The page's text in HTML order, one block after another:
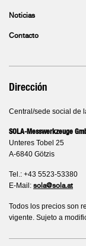
Noticias
Contacto
Dirección
Central/sede social de
SOLA-Messwerkzeuge
Unteres Tobel 25
A-6840 Götzis
Tel.: +43 5523-53380
E-Mail: sola@sola.at
Todos los precios son
vigente. Sujeto a